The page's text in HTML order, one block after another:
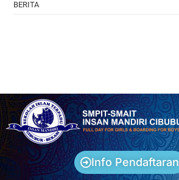
BERITA
Info Pendaftaran